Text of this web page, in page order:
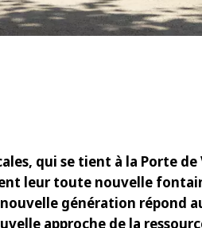
qui se tient à la Porte de
leur toute nouvelle
génération répond
approche de la